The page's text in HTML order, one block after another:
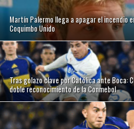
Martín Palermo llega a apagar el incendio
Coquimbo Unido
Tras golazo clave por Católica ante Boca:
doble reconocimiento de la Conmebol